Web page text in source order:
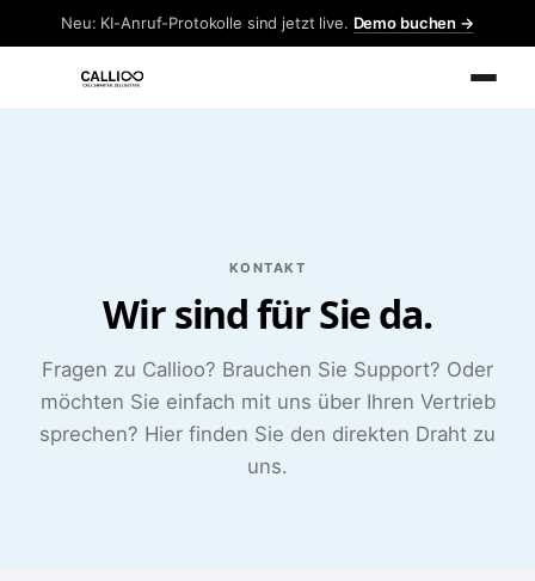
Neu: KI-Anruf-Protokolle sind jetzt live. Demo buchen →
KONTAKT
Wir sind für Sie da.
Fragen zu Callioo? Brauchen Sie Support? Oder
möchten Sie einfach mit uns über Ihren Vertrieb
sprechen? Hier finden Sie den direkten Draht zu
uns.